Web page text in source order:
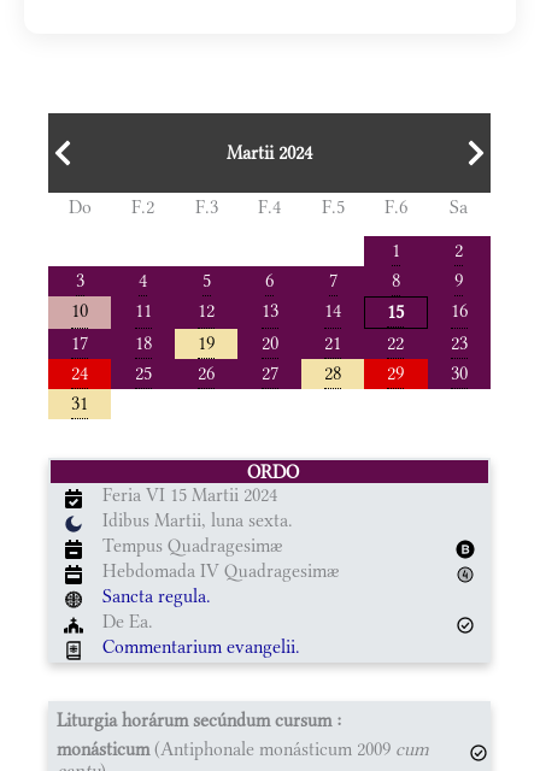
Martii 2024
Do F.2 F.3 F.4 F.5 F.6
Sa
1
2
3
4 5 6 7 8
9
10
11 12 13 14 15
16
17
18 19 20 21 22
23
24
25 26 27 28 29
30
31
ORDO
Feria VI 15 Martii 2024
Idibus Martii, luna sexta.
Tempus Quadragesimæ
Hebdomada IV Quadragesimæ
Sancta regula.
De Ea.
Commentarium evangelii.
Liturgia horárum secúndum cursum :
monásticum(Antiphonale monásticum 2009 cum